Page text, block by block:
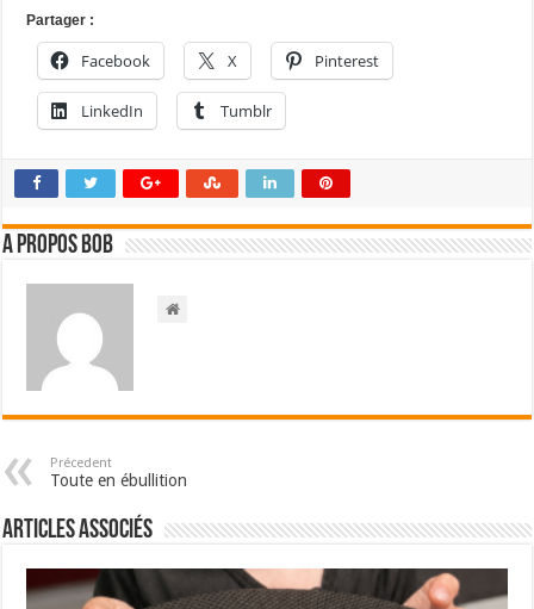
Partager :
Facebook X Pinterest
LinkedIn Tumblr
A propos bOb
Précedent
Toute en ébullition
Articles associés